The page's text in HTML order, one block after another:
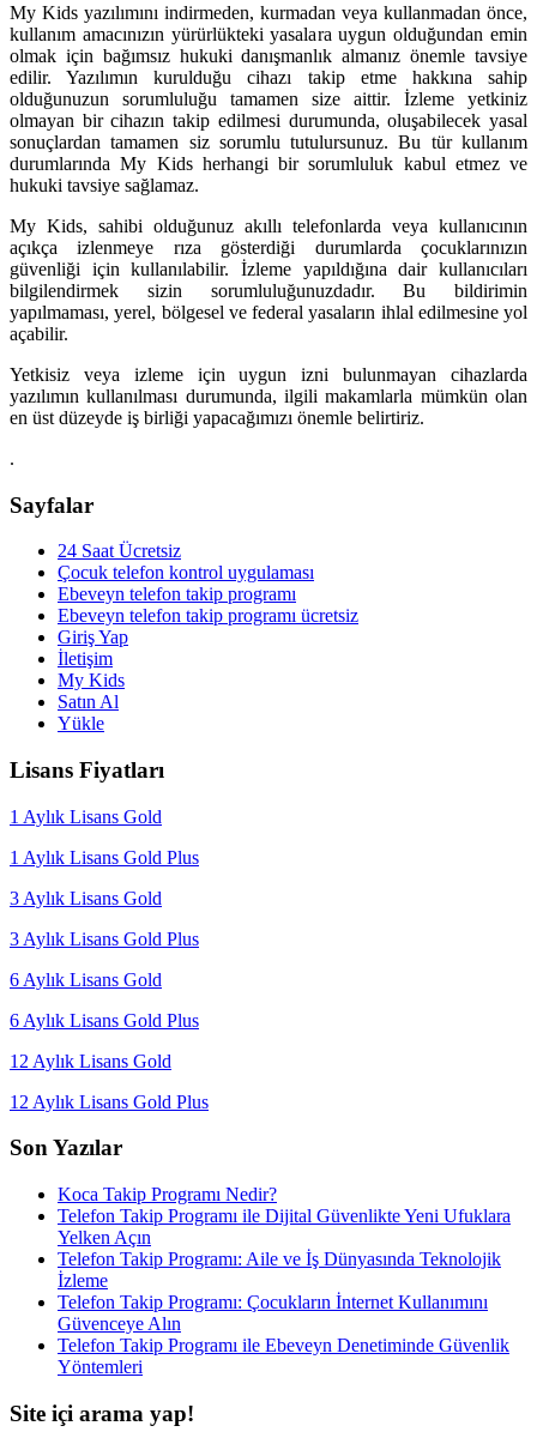
My Kids yazılımını indirmeden, kurmadan veya kullanmadan önce,
kullanım amacınızın yürürlükteki yasalara uygun olduğundan emin
olmak için bağımsız hukuki danışmanlık almanız önemle tavsiye
edilir. Yazılımın kurulduğu cihazı takip etme hakkına sahip
olduğunuzun sorumluluğu tamamen size aittir. İzleme yetkiniz
olmayan bir cihazın takip edilmesi durumunda, oluşabilecek yasal
sonuçlardan tamamen siz sorumlu tutulursunuz. Bu tür kullanım
durumlarında My Kids herhangi bir sorumluluk kabul etmez ve
hukuki tavsiye sağlamaz.
My Kids, sahibi olduğunuz akıllı telefonlarda veya kullanıcının
açıkça izlenmeye rıza gösterdiği durumlarda çocuklarınızın
güvenliği için kullanılabilir. İzleme yapıldığına dair kullanıcıları
bilgilendirmek sizin sorumluluğunuzdadır. Bu bildirimin
yapılmaması, yerel, bölgesel ve federal yasaların ihlal edilmesine yol
açabilir.
Yetkisiz veya izleme için uygun izni bulunmayan cihazlarda
yazılımın kullanılması durumunda, ilgili makamlarla mümkün olan
en üst düzeyde iş birliği yapacağımızı önemle belirtiriz.
.
Sayfalar
24 Saat Ücretsiz
Çocuk telefon kontrol uygulaması
Ebeveyn telefon takip programı
Ebeveyn telefon takip programı ücretsiz
Giriş Yap
İletişim
My Kids
Satın Al
Yükle
Lisans Fiyatları
1 Aylık Lisans Gold
1 Aylık Lisans Gold Plus
3 Aylık Lisans Gold
3 Aylık Lisans Gold Plus
6 Aylık Lisans Gold
6 Aylık Lisans Gold Plus
12 Aylık Lisans Gold
12 Aylık Lisans Gold Plus
Son Yazılar
Koca Takip Programı Nedir?
Telefon Takip Programı ile Dijital Güvenlikte Yeni Ufuklara
Yelken Açın
Telefon Takip Programı: Aile ve İş Dünyasında Teknolojik
İzleme
Telefon Takip Programı: Çocukların İnternet Kullanımını
Güvenceye Alın
Telefon Takip Programı ile Ebeveyn Denetiminde Güvenlik
Yöntemleri
Site içi arama yap!